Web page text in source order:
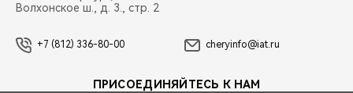
Волхонское ш., д. 3., стр. 2
+7 (812) 336-80-00 cheryinfo@iat.ru
ПРИСОЕДИНЯЙТЕСЬ К НАМ